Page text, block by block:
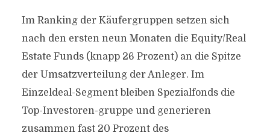
Im Ranking der Käufergruppen setzen sich
nach den ersten neun Monaten die Equity/Real
Estate Funds (knapp 26 Prozent) an die Spitze
der Umsatzverteilung der Anleger. Im
Einzeldeal-Segment bleiben Spezialfonds die
Top-Investoren-gruppe und generieren
zusammen fast 20 Prozent des